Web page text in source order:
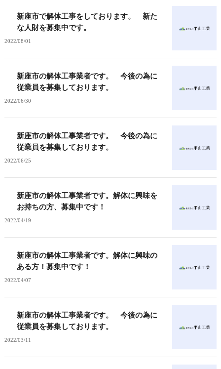
新座市で解体工事をしております。 新た
な人財を募集中です。
2022/08/01
新座市の解体工事業者です。 今後の為に
従業員を募集しております。
2022/06/30
新座市の解体工事業者です。 今後の為に
従業員を募集しております。
2022/06/25
新座市の解体工事業者です。解体に興味を
お持ちの方、募集中です！
2022/04/19
新座市の解体工事業者です。解体に興味の
ある方！募集中です！
2022/04/07
新座市の解体工事業者です。 今後の為に
従業員を募集しております。
2022/03/11